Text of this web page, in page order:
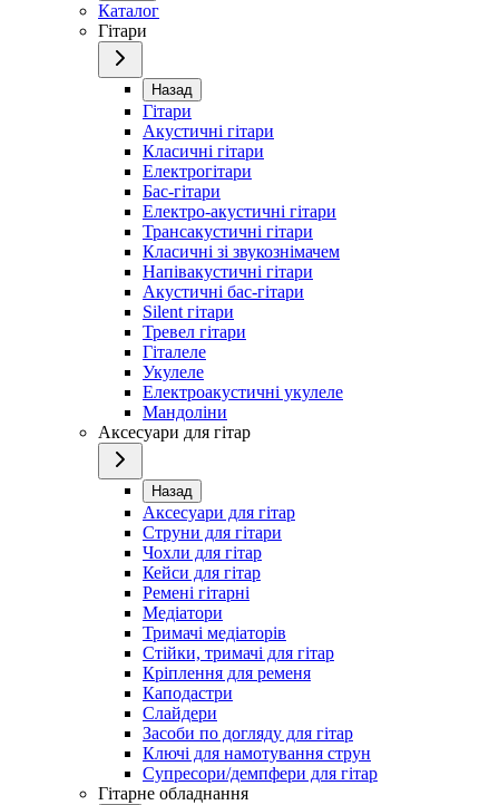
Каталог
Гітари
Назад
Гітари
Акустичні гітари
Класичні гітари
Електрогітари
Бас-гітари
Електро-акустичні гітари
Трансакустичні гітари
Класичні зі звукознімачем
Напівакустичні гітари
Акустичні бас-гітари
Silent гітари
Тревел гітари
Гіталеле
Укулеле
Електроакустичні укулеле
Мандоліни
Аксесуари для гітар
Назад
Аксесуари для гітар
Струни для гітари
Чохли для гітар
Кейси для гітар
Ремені гітарні
Медіатори
Тримачі медіаторів
Стійки, тримачі для гітар
Кріплення для ременя
Каподастри
Слайдери
Засоби по догляду для гітар
Ключі для намотування струн
Супресори/демпфери для гітар
Гітарне обладнання